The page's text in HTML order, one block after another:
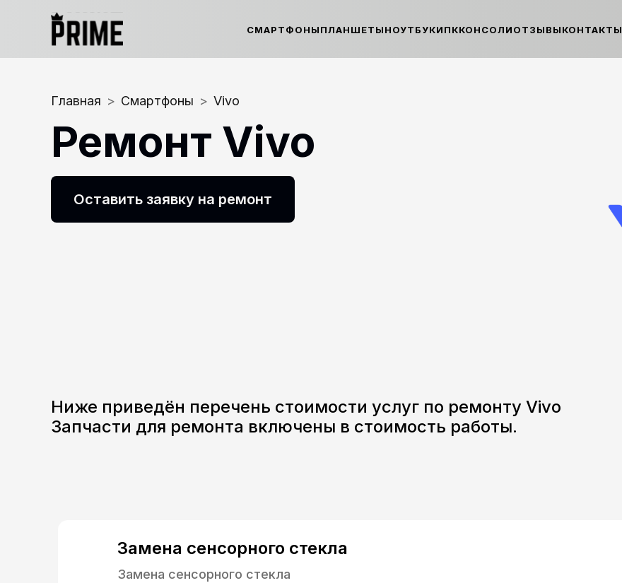
СМАРТФОНЫПЛАНШЕТЫНОУТБУКИПККОНСОЛИОТЗЫВЫКОНТАКТЫ
Главная > Смартфоны > Vivo
Ремонт Vivo
Оставить заявку на ремонт
Ниже приведён перечень стоимости услуг по ремонту Vivo
Запчасти для ремонта включены в стоимость работы.
Замена сенсорного стекла
Замена сенсорного стекла